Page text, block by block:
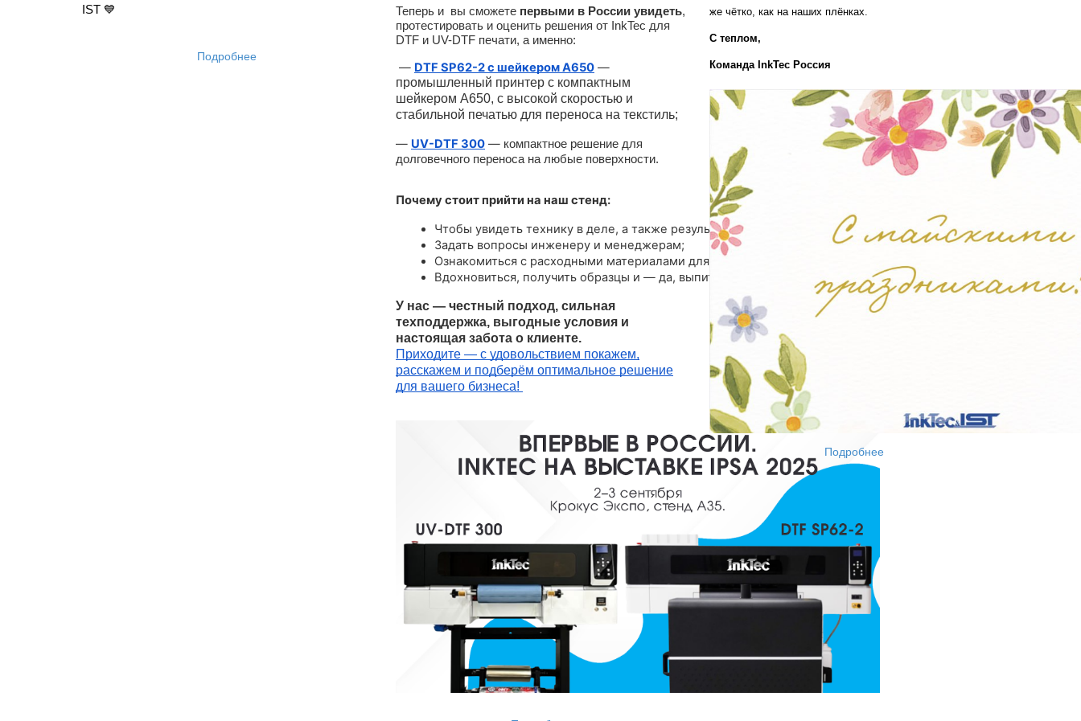
IST 💙
Подробнее
Теперь и вы сможете первыми в России увидеть,
протестировать и оценить решения от InkTec для
DTF и UV-DTF печати, а именно:
— DTF SP62-2 с шейкером A650 —
промышленный принтер с компактным
шейкером А650, с высокой скоростью и
стабильной печатью для переноса на текстиль;
— UV-DTF 300 — компактное решение для
долговечного переноса на любые поверхности.
Почему стоит прийти на наш стенд:
Чтобы увидеть технику в деле, а также результат печати;
Задать вопросы инженеру и менеджерам;
Ознакомиться с расходными материалами для UV-DTF, DTF и широкоформатной печати;
Вдохновиться, получить образцы и — да, выпить хорошего кофе:)
У нас — честный подход, сильная
техподдержка, выгодные условия и
настоящая забота о клиенте.
Приходите — с удовольствием покажем,
расскажем и подберём оптимальное решение
для вашего бизнеса!
же чётко, как на наших плёнках.
С теплом,
Команда InkTec Россия
Подробнее